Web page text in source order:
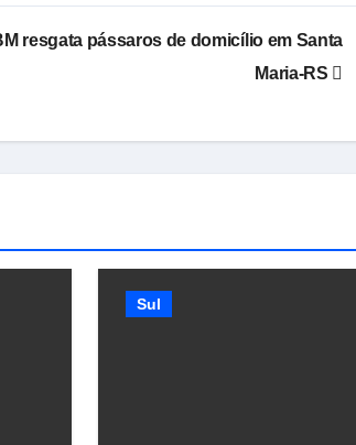
resgata pássaros de domicílio em Santa
Maria-RS
Sul